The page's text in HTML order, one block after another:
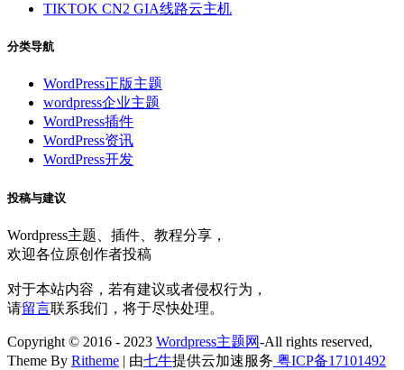
TIKTOK CN2 GIA线路云主机
分类导航
WordPress正版主题
wordpress企业主题
WordPress插件
WordPress资讯
WordPress开发
投稿与建议
Wordpress主题、插件、教程分享，
欢迎各位原创作者投稿
对于本站内容，若有建议或者侵权行为，
请留言联系我们，将于尽快处理。
Copyright © 2016 - 2023 Wordpress主题网-All rights reserved,
Theme By Ritheme | 由七牛提供云加速服务 粤ICP备17101492